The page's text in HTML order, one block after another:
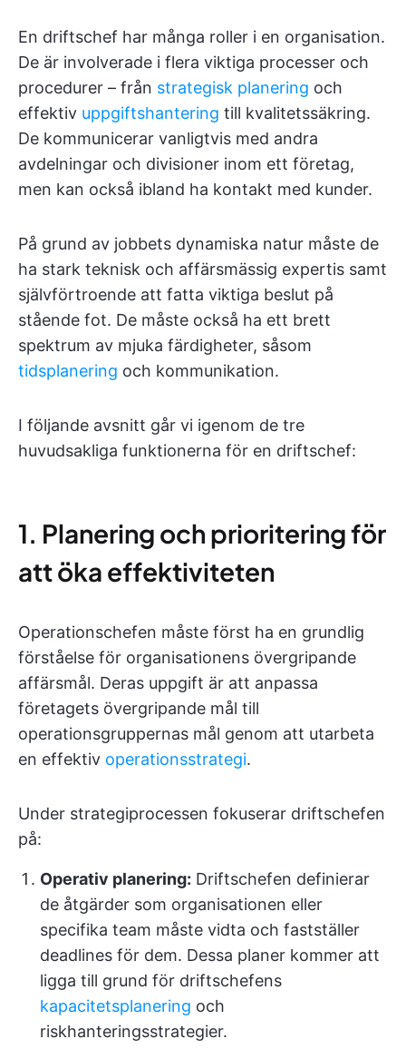
En driftschef har många roller i en organisation.
De är involverade i flera viktiga processer och
procedurer – från strategisk planering och
effektiv uppgiftshantering till kvalitetssäkring.
De kommunicerar vanligtvis med andra
avdelningar och divisioner inom ett företag,
men kan också ibland ha kontakt med kunder.
På grund av jobbets dynamiska natur måste de
ha stark teknisk och affärsmässig expertis samt
självförtroende att fatta viktiga beslut på
stående fot. De måste också ha ett brett
spektrum av mjuka färdigheter, såsom
tidsplanering och kommunikation.
I följande avsnitt går vi igenom de tre
huvudsakliga funktionerna för en driftschef:
1. Planering och prioritering för
att öka effektiviteten
Operationschefen måste först ha en grundlig
förståelse för organisationens övergripande
affärsmål. Deras uppgift är att anpassa
företagets övergripande mål till
operationsgruppernas mål genom att utarbeta
en effektiv operationsstrategi.
Under strategiprocessen fokuserar driftschefen
på:
Operativ planering: Driftschefen definierar
de åtgärder som organisationen eller
specifika team måste vidta och fastställer
deadlines för dem. Dessa planer kommer att
ligga till grund för driftschefens
kapacitetsplanering och
riskhanteringsstrategier.